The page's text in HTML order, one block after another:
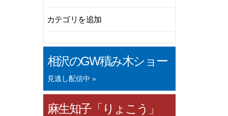
カテゴリを追加
相沢のGW積み木ショー
見逃し配信中 »
麻生知子「りょこう」